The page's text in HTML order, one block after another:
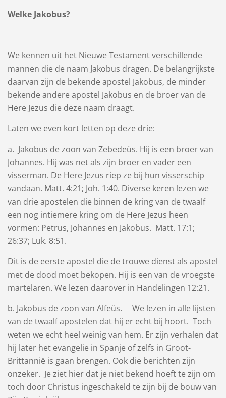
Welke Jakobus?
We kennen uit het Nieuwe Testament verschillende
mannen die de naam Jakobus dragen. De belangrijkste
daarvan zijn de bekende apostel Jakobus, de minder
bekende andere apostel Jakobus en de broer van de
Here Jezus die deze naam draagt.
Laten we even kort letten op deze drie:
a. Jakobus de zoon van Zebedeüs. Hij is een broer van
Johannes. Hij was net als zijn broer en vader een
visserman. De Here Jezus riep ze bij hun visserschip
vandaan. Matt. 4:21; Joh. 1:40. Diverse keren lezen we
van drie apostelen die binnen de kring van de twaalf
een nog intiemere kring om de Here Jezus heen
vormen: Petrus, Johannes en Jakobus. Matt. 17:1;
26:37; Luk. 8:51.
Dit is de eerste apostel die de trouwe dienst als apostel
met de dood moet bekopen. Hij is een van de vroegste
martelaren. We lezen daarover in Handelingen 12:21.
b. Jakobus de zoon van Alfeüs. We lezen in alle lijsten
van de twaalf apostelen dat hij er echt bij hoort. Toch
weten we echt heel weinig van hem. Er zijn verhalen dat
hij later het evangelie in Spanje of zelfs in Groot-
Brittannië is gaan brengen. Ook die berichten zijn
onzeker. Je ziet hier dat je niet bekend hoeft te zijn om
toch door Christus ingeschakeld te zijn bij de bouw van